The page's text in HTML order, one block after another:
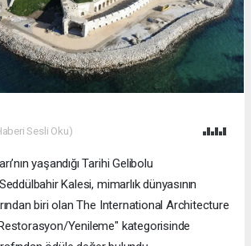
Sesli Oku)
yaşandığı Tarihi Gelibolu
Kalesi, mimarlık dünyasının
biri olan The International Architecture
Yenileme" kategorisinde